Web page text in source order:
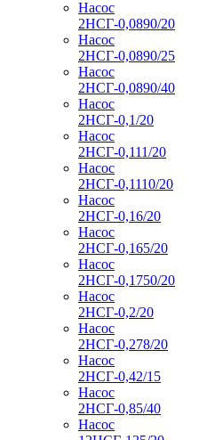
Насос
2НСГ-0,0890/20
Насос
2НСГ-0,0890/25
Насос
2НСГ-0,0890/40
Насос
2НСГ-0,1/20
Насос
2НСГ-0,111/20
Насос
2НСГ-0,1110/20
Насос
2НСГ-0,16/20
Насос
2НСГ-0,165/20
Насос
2НСГ-0,1750/20
Насос
2НСГ-0,2/20
Насос
2НСГ-0,278/20
Насос
2НСГ-0,42/15
Насос
2НСГ-0,85/40
Насос